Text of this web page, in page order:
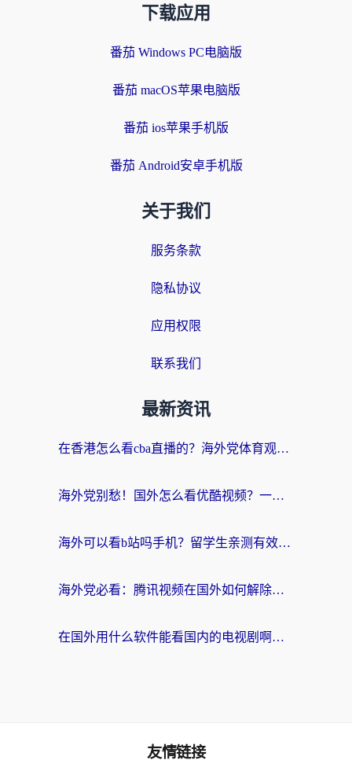
下载应用
番茄 Windows PC电脑版
番茄 macOS苹果电脑版
番茄 ios苹果手机版
番茄 Android安卓手机版
关于我们
服务条款
隐私协议
应用权限
联系我们
最新资讯
在香港怎么看cba直播的？海外党体育观赛终极指南：告别版权限制，畅享中文解说
海外党别愁！国外怎么看优酷视频？一招解决追剧、看直播难题
海外可以看b站吗手机？留学生亲测有效的回国加速指南
海外党必看：腾讯视频在国外如何解除地域限制？附优酷咪咕使用指南
在国外用什么软件能看国内的电视剧啊？留学生亲测有效的回国加速方案
友情链接